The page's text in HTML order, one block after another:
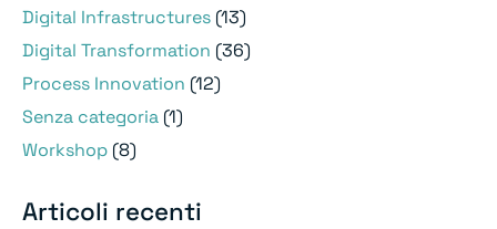
Digital Infrastructures (13)
Digital Transformation (36)
Process Innovation (12)
Senza categoria (1)
Workshop (8)
Articoli recenti